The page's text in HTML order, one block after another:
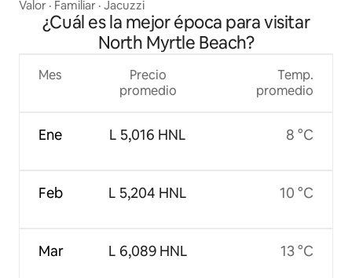
juegos/BAR
Valor · Familiar · Jacuzzi
¿Cuál es la mejor época para visitar
North Myrtle Beach?
Mes
Ene
Feb
Mar
Precio
promedio
L 5,016 HNL
L 5,204 HNL
L 6,089 HNL
Temp.
promedio
8 °C
10 °C
13 °C